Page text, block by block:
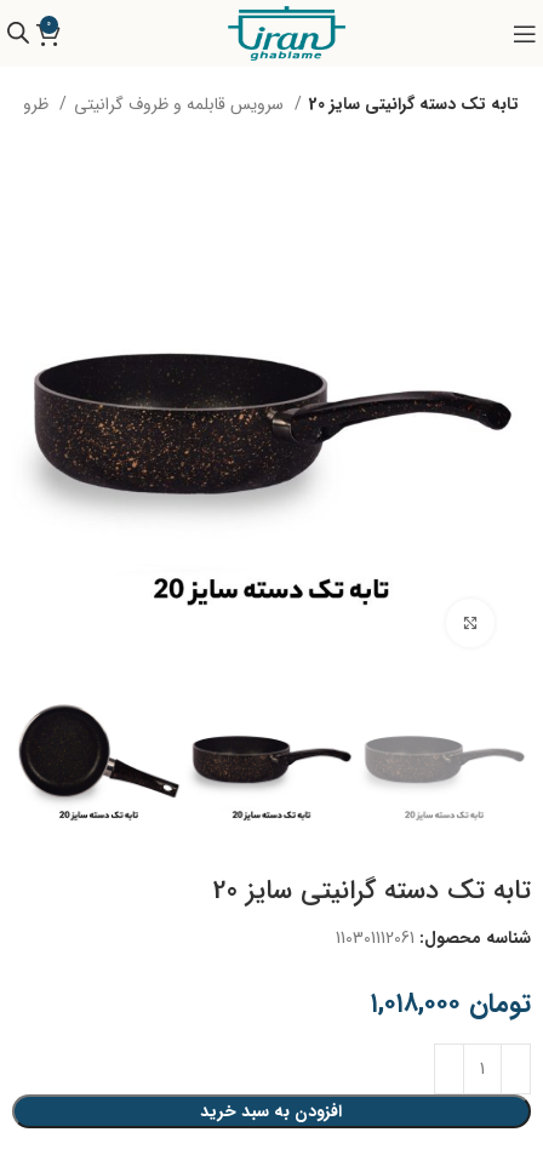
0
ظروف کششی تابه تک دسته گرانیتی سایز 20
تابه تک دسته گرانیتی سایز 20
شناسه محصول: 110301112061
تومان
افزودن به سبد خرید